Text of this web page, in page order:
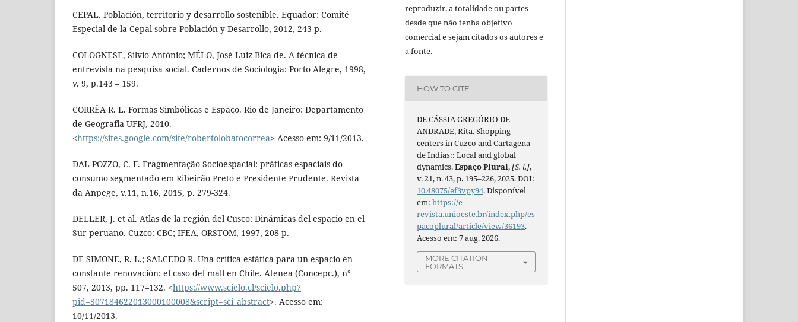
CEPAL. Población, territorio y desarrollo sostenible. Equador: Comité
Especial de la Cepal sobre Población y Desarrollo, 2012, 243 p.
COLOGNESE, Silvio Antônio; MÉLO, José Luiz Bica de. A técnica de
entrevista na pesquisa social. Cadernos de Sociologia: Porto Alegre, 1998,
v. 9, p.143 – 159.
CORRÊA R. L. Formas Simbólicas e Espaço. Rio de Janeiro: Departamento
de Geografia UFRJ, 2010.
<https://sites.google.com/site/robertolobatocorrea> Acesso em: 9/11/2013.
DAL POZZO, C. F. Fragmentação Socioespacial: práticas espaciais do
consumo segmentado em Ribeirão Preto e Presidente Prudente. Revista
da Anpege, v.11, n.16, 2015, p. 279-324.
DELLER, J. et al. Atlas de la región del Cusco: Dinámicas del espacio en el
Sur peruano. Cuzco: CBC; IFEA, ORSTOM, 1997, 208 p.
DE SIMONE, R. L.; SALCEDO R. Una crítica estática para un espacio en
constante renovación: el caso del mall en Chile. Atenea (Concepc.), n°
507, 2013, pp. 117–132. <https://www.scielo.cl/scielo.php?
pid=S07184622013000100008&script=sci_abstract>. Acesso em:
10/11/2013.
reproduzir, a totalidade ou partes
desde que não tenha objetivo
comercial e sejam citados os autores e
a fonte.
HOW TO CITE
DE CÁSSIA GREGÓRIO DE
ANDRADE, Rita. Shopping
centers in Cuzco and Cartagena
de Indias:: Local and global
dynamics.Espaço Plural,[S. l.],
v. 21, n. 43, p. 195–226, 2025. DOI:
10.48075/ef3vpy94. Disponível
em:https://e-
revista.unioeste.br/index.php/es
pacoplural/article/view/36193.
Acesso em: 7 aug. 2026.
MORE CITATION
FORMATS